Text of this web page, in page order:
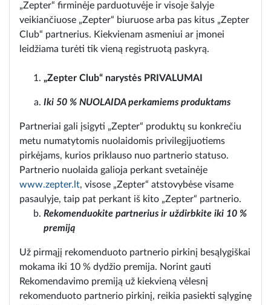
„Zepter“ firminėje parduotuvėje ir visoje šalyje
veikiančiuose „Zepter“ biuruose arba pas kitus „Zepter
Club“ partnerius. Kiekvienam asmeniui ar įmonei
leidžiama turėti tik vieną registruotą paskyrą.
„Zepter Club“ narystės PRIVALUMAI
Iki 50 % NUOLAIDA perkamiems produktams
Partneriai gali įsigyti „Zepter“ produktų su konkrečiu
metu numatytomis nuolaidomis privilegijuotiems
pirkėjams, kurios priklauso nuo partnerio statuso.
Partnerio nuolaida galioja perkant svetainėje
www.zepter.lt, visose „Zepter“ atstovybėse visame
pasaulyje, taip pat perkant iš kito „Zepter“ partnerio.
Rekomenduokite partnerius ir uždirbkite iki 10 %
premiją
Už pirmąjį rekomenduoto partnerio pirkinį besąlygiškai
mokama iki 10 % dydžio premija. Norint gauti
Rekomendavimo premiją už kiekvieną vėlesnį
rekomenduoto partnerio pirkinį, reikia pasiekti sąlyginę